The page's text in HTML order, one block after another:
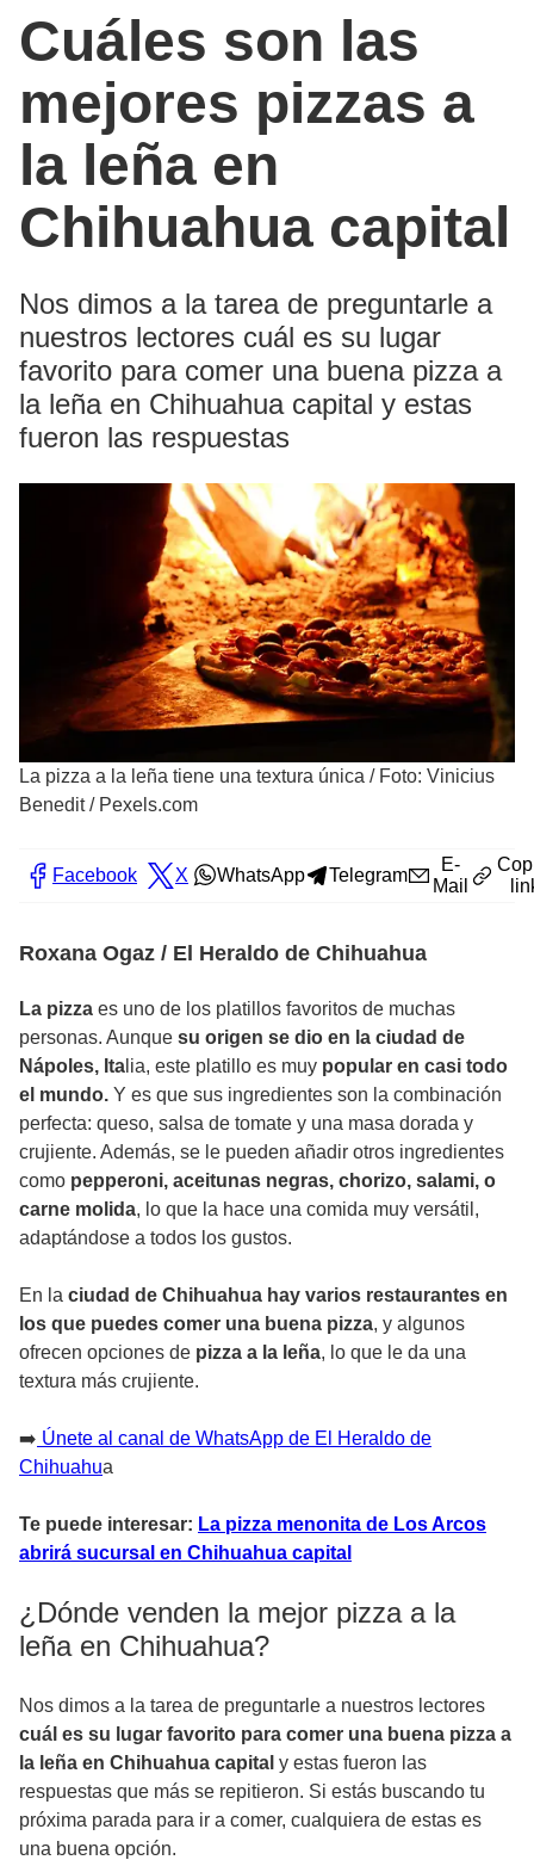
Cuáles son las
mejores pizzas a
la leña en
Chihuahua capital
Nos dimos a la tarea de preguntarle a
nuestros lectores cuál es su lugar
favorito para comer una buena pizza a
la leña en Chihuahua capital y estas
fueron las respuestas
La pizza a la leña tiene una textura única / Foto: Vinicius
Benedit / Pexels.com
Facebook X WhatsApp Telegram
E-
Mail
Roxana Ogaz / El Heraldo de Chihuahua
La pizza es uno de los platillos favoritos de muchas
personas. Aunque su origen se dio en la ciudad de
Nápoles, Ita lia, este platillo es muy popular en casi todo
el mundo. Y es que sus ingredientes son la combinación
perfecta: queso, salsa de tomate y una masa dorada y
crujiente. Además, se le pueden añadir otros ingredientes
como pepperoni, aceitunas negras, chorizo, salami, o
carne molida, lo que la hace una comida muy versátil,
adaptándose a todos los gustos.
En la ciudad de Chihuahua hay varios restaurantes en
los que puedes comer una buena pizza, y algunos
ofrecen opciones de pizza a la leña, lo que le da una
textura más crujiente.
➡️ Únete al canal de WhatsApp de El Heraldo de
Chihuahua
Te puede interesar: La pizza menonita de Los Arcos
abrirá sucursal en Chihuahua capital
¿Dónde venden la mejor pizza a la
leña en Chihuahua?
Nos dimos a la tarea de preguntarle a nuestros lectores
cuál es su lugar favorito para comer una buena pizza a
la leña en Chihuahua capital y estas fueron las
respuestas que más se repitieron. Si estás buscando tu
próxima parada para ir a comer, cualquiera de estas es
una buena opción.